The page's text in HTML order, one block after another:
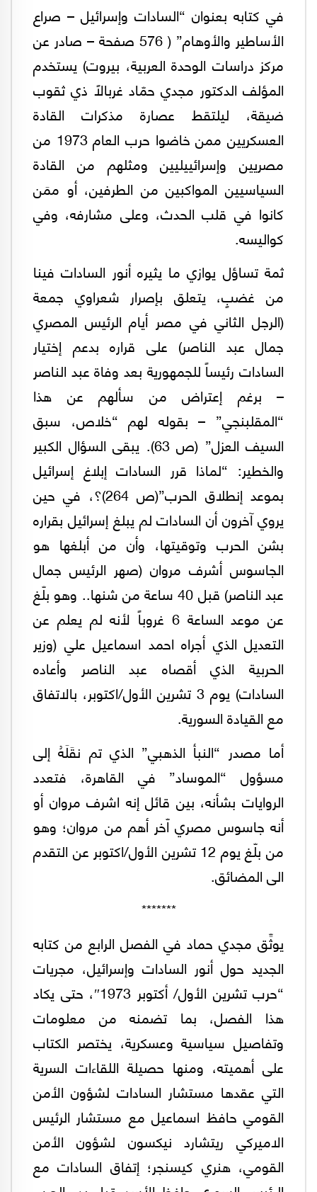
في كتابه بعنوان “السادات وإسرائيل – صراع
الأساطير والأوهام” ( 576 صفحة – صادر عن
مركز دراسات الوحدة العربية، بيروت) يستخدم
المؤلف الدكتور مجدي حمّاد غربالاً ذي ثقوب
ضيقة، ليلتقط عصارة مذكرات القادة
العسكريين ممن خاضوا حرب العام 1973 من
مصريين وإسرائييليين ومثلهم من القادة
السياسيين المواكبين من الطرفين، أو ممَن
كانوا في قلب الحدث، وعلى مشارفه، وفي
كواليسه.
ثمة تساؤل يوازي ما يثيره أنور السادات فينا
من غضبٍ، يتعلق بإصرار شعراوي جمعة
(الرجل الثاني في مصر أيام الرئيس المصري
جمال عبد الناصر) على قراره بدعم إختيار
السادات رئيساً للجمهورية بعد وفاة عبد الناصر
– برغم إعتراض من سألهم عن هذا
“المقلبنجي” – بقوله لهم “خلاص، سبق
السيف العزل” (ص 63). يبقى السؤال الكبير
والخطير: “لماذا قرر السادات إبلاغ إسرائيل
بموعد إنطلاق الحرب”(ص 264)؟، في حين
يروي آخرون أن السادات لم يبلغ إسرائيل بقراره
بشن الحرب وتوقيتها، وأن من أبلغها هو
الجاسوس أشرف مروان (صهر الرئيس جمال
عبد الناصر) قبل 40 ساعة من شنها.. وهو بلّغ
عن موعد الساعة 6 غروباً لأنه لم يعلم عن
التعديل الذي أجراه احمد اسماعيل علي (وزير
الحربية الذي أقصاه عبد الناصر وأعاده
السادات) يوم 3 تشرين الأول/اكتوبر، بالاتفاق
مع القيادة السورية.
أما مصدر “النبأ الذهبي” الذي تم نقَلَهُ إلى
مسؤول “الموساد” في القاهرة، فتعدد
الروايات بشأنه، بين قائل إنه اشرف مروان أو
أنه جاسوس مصري اّخر أهم من مروان؛ وهو
من بلّغ يوم 12 تشرين الأول/اكتوبر عن التقدم
الى المضائق.
*******
يوثِّق مجدي حماد في الفصل الرابع من كتابه
الجديد حول أنور السادات وإسرائيل، مجريات
“حرب تشرين الأول/ أكتوبر 1973″، حتى يكاد
هذا الفصل، بما تضمنه من معلومات
وتفاصيل سياسية وعسكرية، يختصر الكتاب
على أهميته، ومنها حصيلة اللقاءات السرية
التي عقدها مستشار السادات لشؤون الأمن
القومي حافظ اسماعيل مع مستشار الرئيس
الاميركي ريتشارد نيكسون لشؤون الأمن
القومي، هنري كيسنجر؛ إتفاق السادات مع